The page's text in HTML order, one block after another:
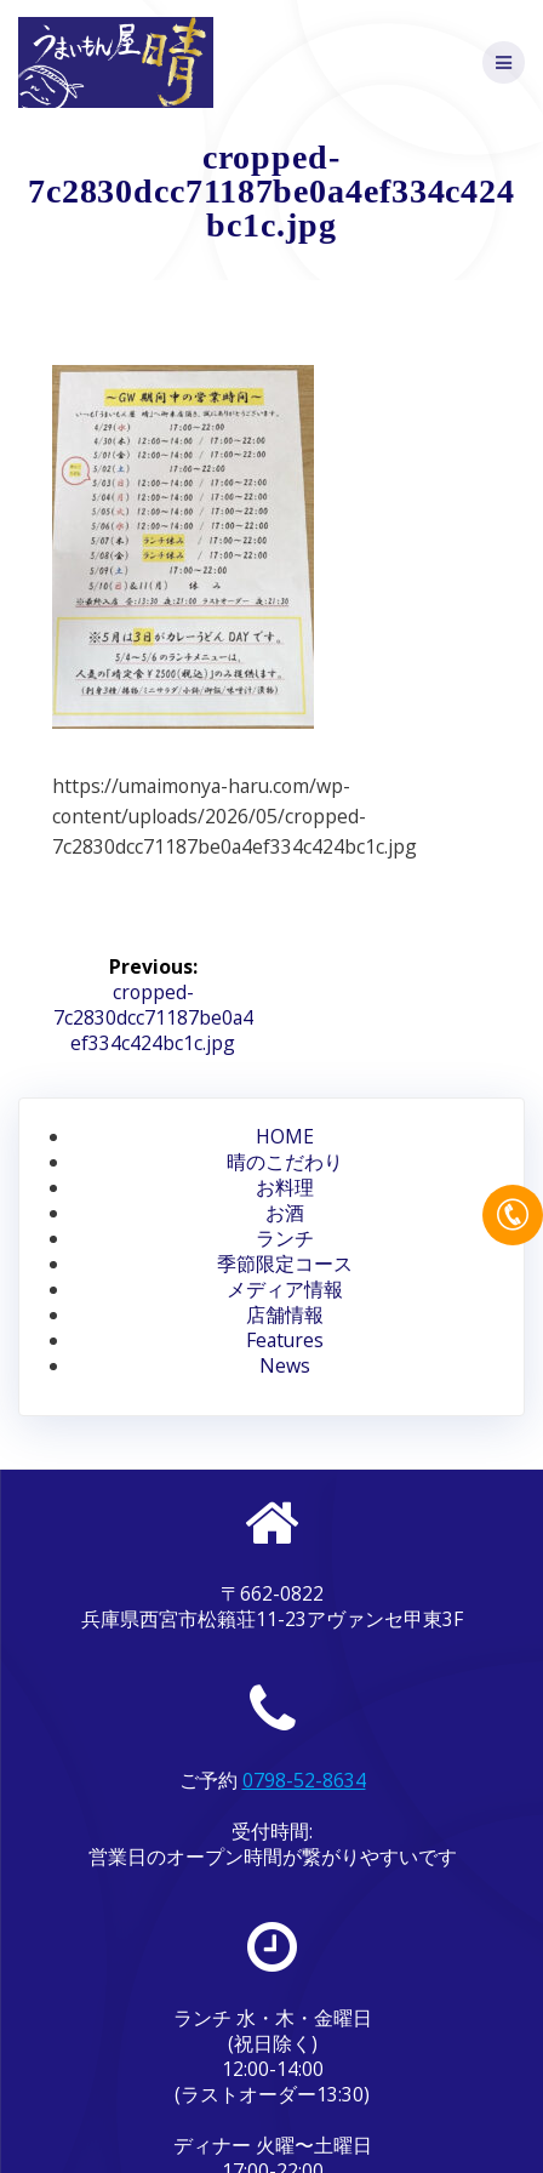
cropped-
7c2830dcc71187be0a4ef334c424
bc1c.jpg
https://umaimonya-haru.com/wp-
content/uploads/2026/05/cropped-
7c2830dcc71187be0a4ef334c424bc1c.jpg
ナ
ー
シ
ョ
ン
Previous:
Previous
post:
cropped-
7c2830dcc71187be0a4
ef334c424bc1c.jpg
HOME
晴のこだわり
お料理
お酒
ランチ
季節限定コース
メディア情報
店舗情報
Features
News
〒662-0822
兵庫県西宮市松籟荘11-23アヴァンセ甲東3F
ご予約 0798-52-8634
受付時間:
営業日のオープン時間が繋がりやすいです
ランチ 水・木・金曜日
(祝日除く)
12:00-14:00
(ラストオーダー13:30)
ディナー 火曜〜土曜日